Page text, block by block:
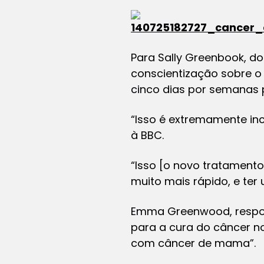
Para Sally Greenbook,
conscientização sobre
cinco dias por semanas
“Isso é extremamente
à BBC.
“Isso [o novo
muito mais rápido, e ter
Emma Greenwood,
para a cura do câncer
com câncer de mama”.